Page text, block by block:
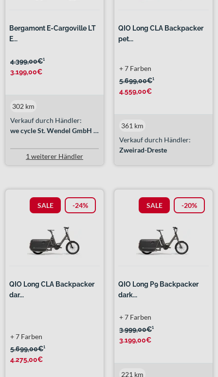
Bergamont E-Cargoville LT
E...
4.399,00€¹
3.199,00€
Verkauf durch Händler:
we cycle St. Wendel GmbH & Co. KG
302 km
1 weiterer Händler
QIO Long CLA Backpacker
pet...
5.699,00€¹
4.559,00€
+ 7 Farben
Verkauf durch Händler:
Zweirad-Dreste
361 km
SALE -24%
QIO Long CLA Backpacker
dar...
5.699,00€¹
4.275,00€
+ 7 Farben
SALE -20%
QIO Long P9 Backpacker
dark...
3.999,00€¹
3.199,00€
+ 7 Farben
221 km